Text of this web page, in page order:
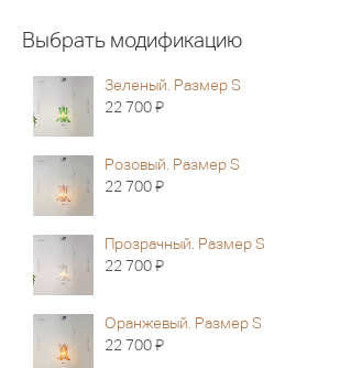
Выбрать модификацию
Зеленый. Размер S
22 700Я
Розовый. Размер S
22 700Я
Прозрачный. Размер S
22 700Я
Оранжевый. Размер S
22 700Я